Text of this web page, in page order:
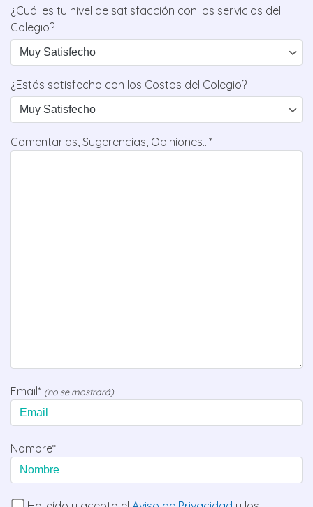
¿Cuál es tu nivel de satisfacción con los servicios del
Colegio?
¿Estás satisfecho con los Costos del Colegio?
Comentarios, Sugerencias, Opiniones...*
Email* (no se mostrará)
Nombre*